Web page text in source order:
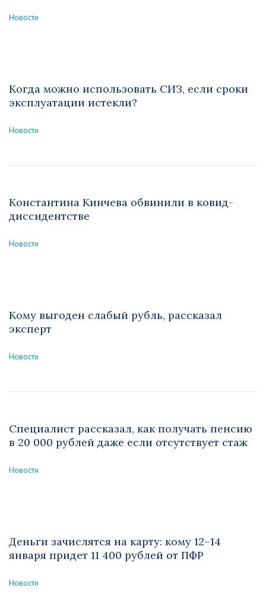
Новости
Когда можно использовать СИЗ, если сроки
эксплуатации истекли?
Новости
Константина Кинчева обвинили в ковид-
диссидентстве
Новости
Кому выгоден слабый рубль, рассказал
эксперт
Новости
Специалист рассказал, как получать пенсию
в 20 000 рублей даже если отсутствует стаж
Новости
Деньги зачислятся на карту: кому 12–14
января придет 11 400 рублей от ПФР
Новости